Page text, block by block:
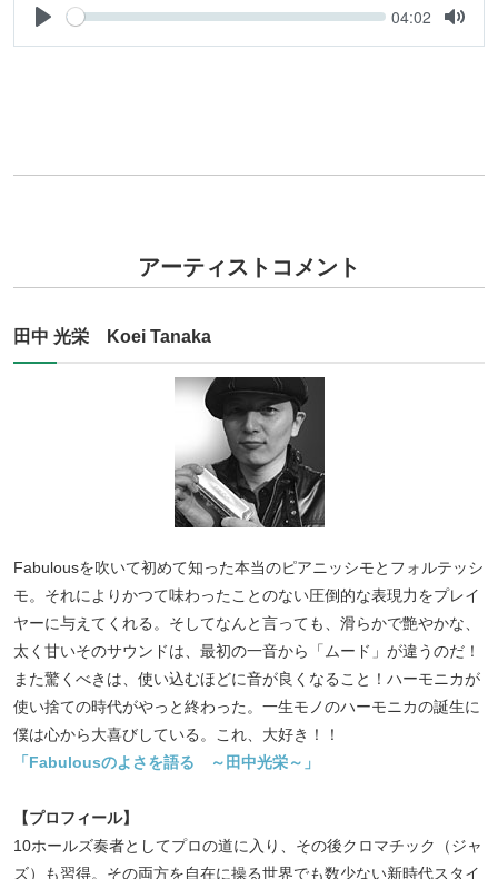
Seek Current
04:02
Mute
アーティストコメント
田中 光栄 Koei Tanaka
Fabulousを吹いて初めて知った本当のピアニッシモとフォルテッシ
モ。それによりかつて味わったことのない圧倒的な表現力をプレイ
ヤーに与えてくれる。そしてなんと言っても、滑らかで艶やかな、
太く甘いそのサウンドは、最初の一音から「ムード」が違うのだ！
また驚くべきは、使い込むほどに音が良くなること！ハーモニカが
使い捨ての時代がやっと終わった。一生モノのハーモニカの誕生に
僕は心から大喜びしている。これ、大好き！！
「Fabulousのよさを語る ～田中光栄～」
【プロフィール】
10ホールズ奏者としてプロの道に入り、その後クロマチック（ジャ
ズ）も習得。その両方を自在に操る世界でも数少ない新時代スタイ